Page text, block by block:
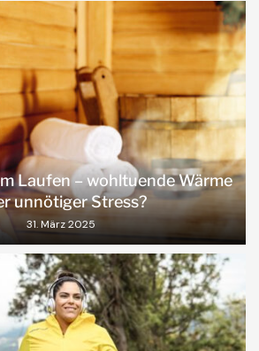
Laufen – wohltuende Wärme
unnötiger Stress?
31. März 2025